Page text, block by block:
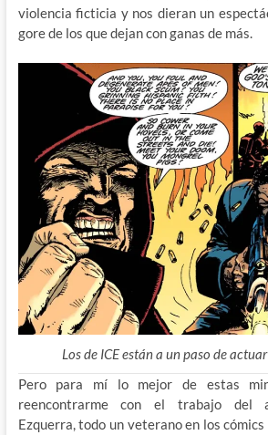
violencia ficticia y nos dieran un
gore de los que dejan con ganas de más.
Los de ICE están a un paso de
Pero para mí lo mejor de estas
reencontrarme con el trabajo del
Ezquerra, todo un veterano en los